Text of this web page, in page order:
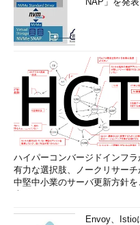
ハイパーコンバージドインフラ
有力な選択肢、ノークリサーチ
中堅中小業のサーバ更新方針を
Envoy、Istio